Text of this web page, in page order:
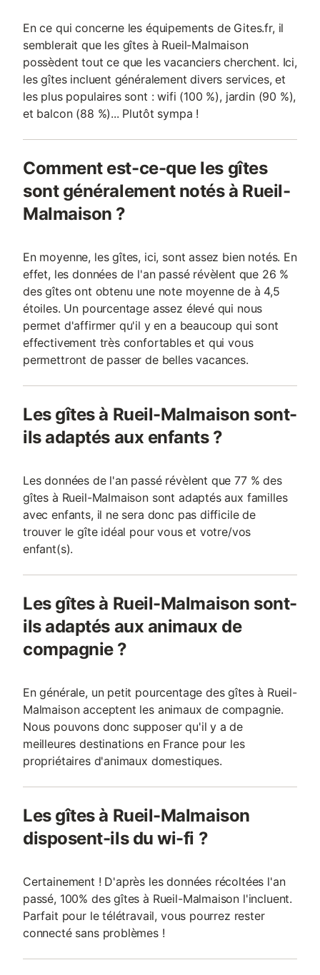
En ce qui concerne les équipements de Gites.fr, il
semblerait que les gîtes à Rueil-Malmaison
possèdent tout ce que les vacanciers cherchent. Ici,
les gîtes incluent généralement divers services, et
les plus populaires sont : wifi (100 %), jardin (90 %),
et balcon (88 %)... Plutôt sympa !
Comment est-ce-que les gîtes
sont généralement notés à Rueil-
Malmaison ?
En moyenne, les gîtes, ici, sont assez bien notés. En
effet, les données de l'an passé révèlent que 26 %
des gîtes ont obtenu une note moyenne de à 4,5
étoiles. Un pourcentage assez élevé qui nous
permet d'affirmer qu'il y en a beaucoup qui sont
effectivement très confortables et qui vous
permettront de passer de belles vacances.
Les gîtes à Rueil-Malmaison sont-
ils adaptés aux enfants ?
Les données de l'an passé révèlent que 77 % des
gîtes à Rueil-Malmaison sont adaptés aux familles
avec enfants, il ne sera donc pas difficile de
trouver le gîte idéal pour vous et votre/vos
enfant(s).
Les gîtes à Rueil-Malmaison sont-
ils adaptés aux animaux de
compagnie ?
En générale, un petit pourcentage des gîtes à Rueil-
Malmaison acceptent les animaux de compagnie.
Nous pouvons donc supposer qu'il y a de
meilleures destinations en France pour les
propriétaires d'animaux domestiques.
Les gîtes à Rueil-Malmaison
disposent-ils du wi-fi ?
Certainement ! D'après les données récoltées l'an
passé, 100% des gîtes à Rueil-Malmaison l'incluent.
Parfait pour le télétravail, vous pourrez rester
connecté sans problèmes !